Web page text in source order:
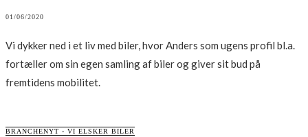
01/06/2020
Vi dykker ned i et liv med biler, hvor Anders som ugens profil bl.a.
fortæller om sin egen samling af biler og giver sit bud på
fremtidens mobilitet.
CATEGORIES
BRANCHENYT - VI ELSKER BILER